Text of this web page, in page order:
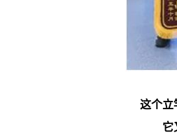
这个立
它